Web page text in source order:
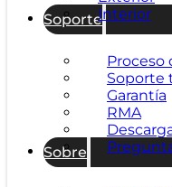
Interior
Soporte
Proceso
Soporte
Garantía
RMA
Sobre